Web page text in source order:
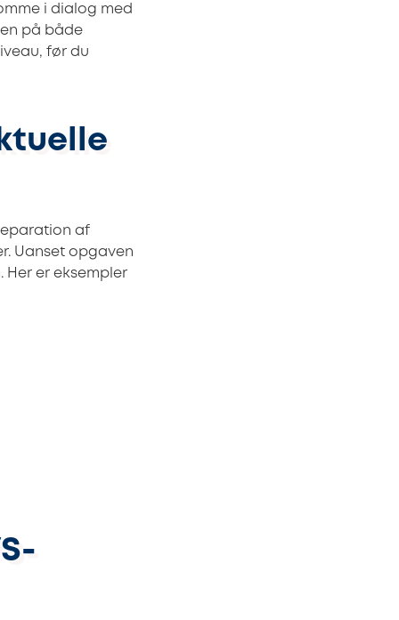
i dialog med
på både
før du
af
Uanset opgaven
er eksempler